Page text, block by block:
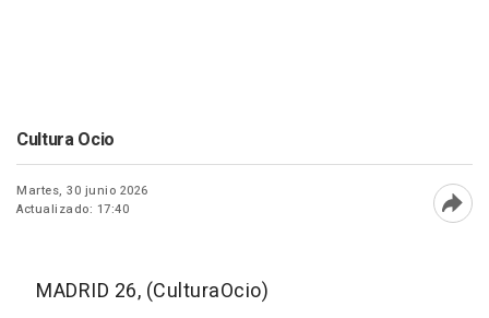
Cultura Ocio
Martes, 30 junio 2026
Actualizado: 17:40
MADRID 26, (CulturaOcio)